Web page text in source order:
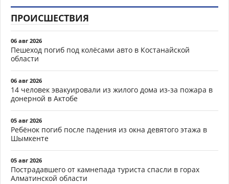
ПРОИСШЕСТВИЯ
06 авг 2026
Пешеход погиб под колёсами авто в Костанайской
области
06 авг 2026
14 человек эвакуировали из жилого дома из-за пожара в
донерной в Актобе
05 авг 2026
Ребёнок погиб после падения из окна девятого этажа в
Шымкенте
05 авг 2026
Пострадавшего от камнепада туриста спасли в горах
Алматинской области